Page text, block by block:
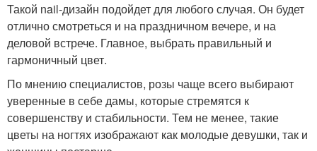
Такой nail-дизайн подойдет для любого случая. Он будет
отлично смотреться и на праздничном вечере, и на
деловой встрече. Главное, выбрать правильный и
гармоничный цвет.
По мнению специалистов, розы чаще всего выбирают
уверенные в себе дамы, которые стремятся к
совершенству и стабильности. Тем не менее, такие
цветы на ногтях изображают как молодые девушки, так и